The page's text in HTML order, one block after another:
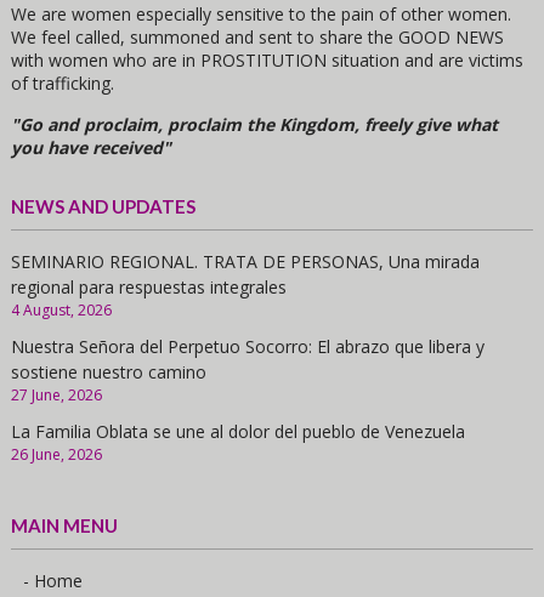
We are women especially sensitive to the pain of other women.
We feel called, summoned and sent to share the GOOD NEWS
with women who are in PROSTITUTION situation and are victims
of trafficking.
"Go and proclaim, proclaim the Kingdom, freely give what
you have received"
NEWS AND UPDATES
SEMINARIO REGIONAL. TRATA DE PERSONAS, Una mirada
regional para respuestas integrales
4 August, 2026
Nuestra Señora del Perpetuo Socorro: El abrazo que libera y
sostiene nuestro camino
27 June, 2026
La Familia Oblata se une al dolor del pueblo de Venezuela
26 June, 2026
MAIN MENU
- Home